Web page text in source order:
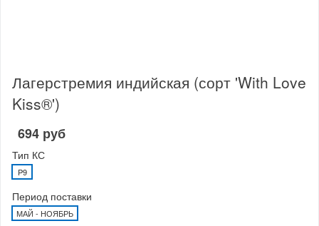
Лагерстремия индийская (сорт 'With Love
Kiss®')
694 руб
Тип КС
P9
Период поставки
МАЙ - НОЯБРЬ